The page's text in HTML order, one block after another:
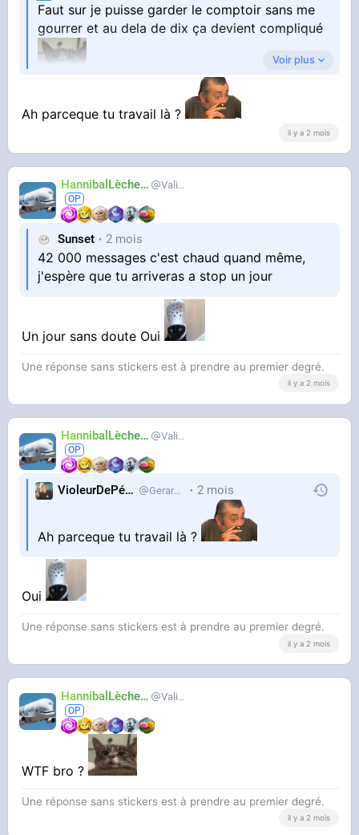
Faut sur je puisse garder le comptoir sans me
gourrer et au dela de dix ça devient compliqué
Voir plus
Ah parceque tu travail là ?
il y a 2 mois
HannibalLècheur Valium
Sunset 2 mois
42 000 messages c'est chaud quand même,
j'espère que tu arriveras a stop un jour
Un jour sans doute Oui
Une réponse sans stickers est à prendre au premier degré.
il y a 2 mois
HannibalLècheur Valium
VioleurDePédo Gerardlevain 2 mois
Ah parceque tu travail là ?
Oui
Une réponse sans stickers est à prendre au premier degré.
il y a 2 mois
HannibalLècheur Valium
WTF bro ?
Une réponse sans stickers est à prendre au premier degré.
il y a 2 mois